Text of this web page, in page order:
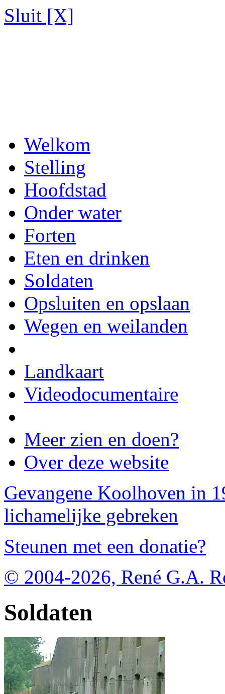
Sluit [X]
Welkom
Stelling
Hoofdstad
Onder water
Forten
Eten en drinken
Soldaten
Opsluiten en opslaan
Wegen en weilanden
Landkaart
Videodocumentaire
Meer zien en doen?
Over deze website
Gevangene Koolhoven in
lichamelijke gebreken
Steunen met een donatie?
© 2004-2026, René G.A.
Soldaten